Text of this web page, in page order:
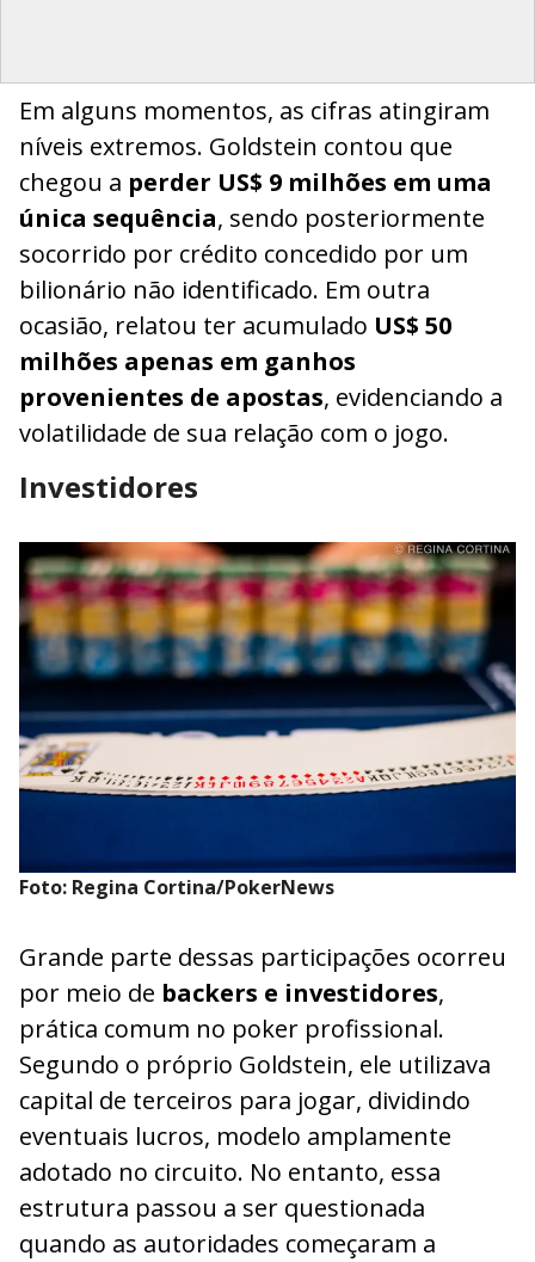
Em alguns momentos, as cifras atingiram
níveis extremos. Goldstein contou que
chegou a perder US$ 9 milhões em uma
única sequência, sendo posteriormente
socorrido por crédito concedido por um
bilionário não identificado. Em outra
ocasião, relatou ter acumulado US$ 50
milhões apenas em ganhos
provenientes de apostas, evidenciando a
volatilidade de sua relação com o jogo.
Investidores
Foto: Regina Cortina/PokerNews
Grande parte dessas participações ocorreu
por meio de backers e investidores,
prática comum no poker profissional.
Segundo o próprio Goldstein, ele utilizava
capital de terceiros para jogar, dividindo
eventuais lucros, modelo amplamente
adotado no circuito. No entanto, essa
estrutura passou a ser questionada
quando as autoridades começaram a